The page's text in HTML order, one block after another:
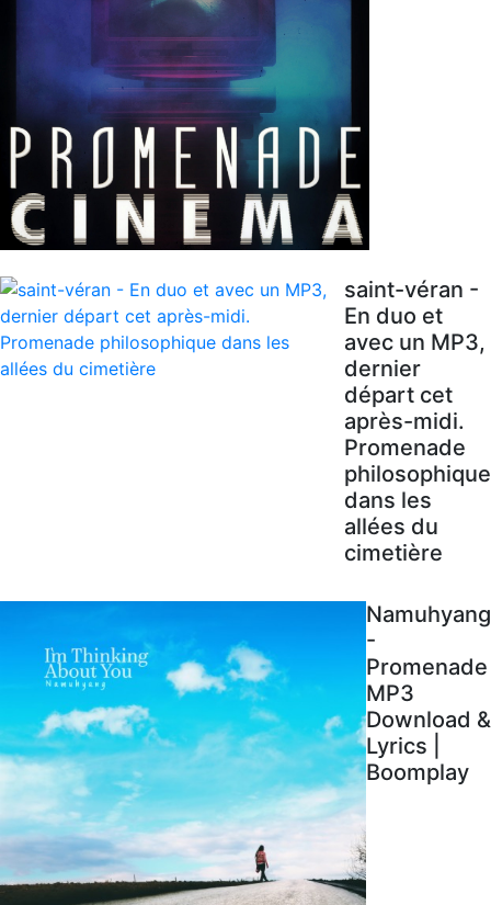
saint-véran -
En duo et
avec un MP3,
dernier
départ cet
après-midi.
Promenade
philosophique
dans les
allées du
cimetière
Namuhyang
-
Promenade
MP3
Download &
Lyrics |
Boomplay